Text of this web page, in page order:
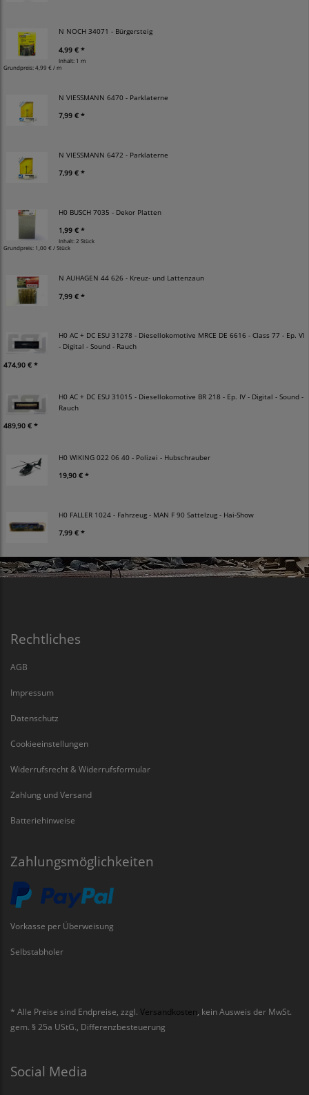
N NOCH 34071 - Bürgersteig
4,99 € *
Inhalt: 1 m
Grundpreis:4,99 € / m
N VIESSMANN 6470 - Parklaterne
7,99 € *
N VIESSMANN 6472 - Parklaterne
7,99 € *
H0 BUSCH 7035 - Dekor Platten
1,99 € *
Inhalt: 2 Stück
Grundpreis: 1,00 € / Stück
N AUHAGEN 44 626 - Kreuz- und Lattenzaun
7,99 € *
H0 AC + DC ESU 31278 - Diesellokomotive MRCE DE 6616 - Class 77 - Ep. VI
- Digital - Sound - Rauch
474,90 € *
H0 AC + DC ESU 31015 - Diesellokomotive BR 218 - Ep. IV - Digital - Sound -
Rauch
489,90 € *
H0 WIKING 022 06 40 - Polizei - Hubschrauber
19,90 € *
H0 FALLER 1024 - Fahrzeug - MAN F 90 Sattelzug - Hai-Show
7,99 € *
Rechtliches
AGB
Impressum
Datenschutz
Cookieeinstellungen
Widerrufsrecht & Widerrufsformular
Zahlung und Versand
Batteriehinweise
Zahlungsmöglichkeiten
Vorkasse per Überweisung
Selbstabholer
* Alle Preise sind Endpreise, zzgl. Versandkosten , kein Ausweis der MwSt.
gem. § 25a UStG., Differenzbesteuerung
Social Media